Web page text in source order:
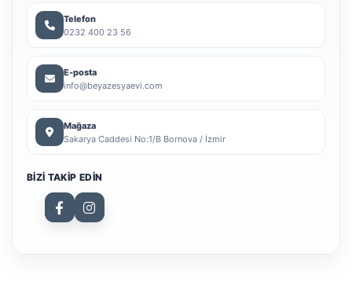
Telefon
0232 400 23 56
E-posta
info@beyazesyaevi.com
Mağaza
Sakarya Caddesi No:1/B Bornova / İzmir
BIZI TAKIP EDIN